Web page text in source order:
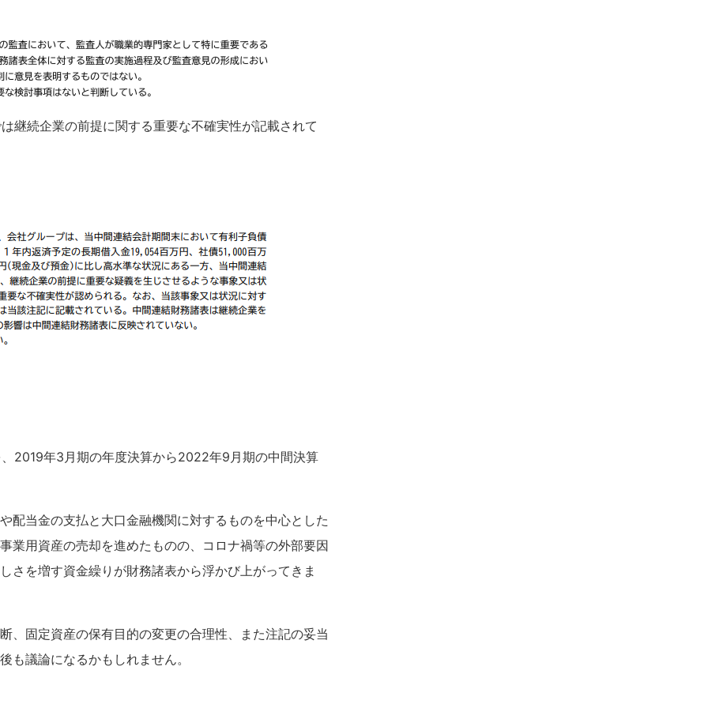
継続企業の前提に関する重要な不確実性が記載されて
2019年3月期の年度決算から2022年9月期の中間決算
配当金の支払と大口金融機関に対するものを中心とした
業用資産の売却を進めたものの、コロナ禍等の外部要因
さを増す資金繰りが財務諸表から浮かび上がってきま
、固定資産の保有目的の変更の合理性、また注記の妥当
も議論になるかもしれません。